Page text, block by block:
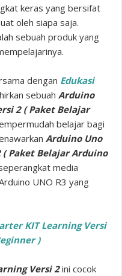
keras yang bersifat
oleh siapa saja.
sebuah produk yang
dengan Edukasi
sebuah Arduino
2 ( Paket Belajar
belajar bagi
Arduino Uno
( Paket Belajar Arduino
media
UNO R3 yang
KIT Learning Versi
)
Versi 2ini cocok